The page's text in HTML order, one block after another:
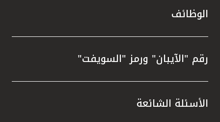
الوظائف
رقم "الآيبان" ورمز "السويفت"
الأسئلة الشائعة